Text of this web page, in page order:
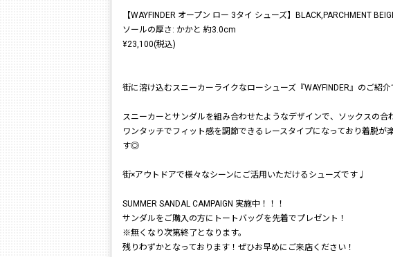
【WAYFINDER オープン ロー 3タイ シューズ】BLACK,PARCHMENT
ソールの厚さ: かかと 約3.0cm
¥23,100(税込)
街に溶け込むスニーカーライクなローシューズ『WAYFINDER』のご紹介
スニーカーとサンダルを組み合わせたようなデザインで、ソックスの合
ワンタッチでフィット感を調節できるレースタイプになっており着脱
す◎
街×アウトドアで様々なシーンにご活用いただけるシューズです♩
SUMMER SANDAL CAMPAIGN 実施中！！！
サンダルをご購入の方にトートバッグを先着でプレゼント！
※無くなり次第終了となります。
残りわずかとなっております！ぜひお早めにご来店ください！